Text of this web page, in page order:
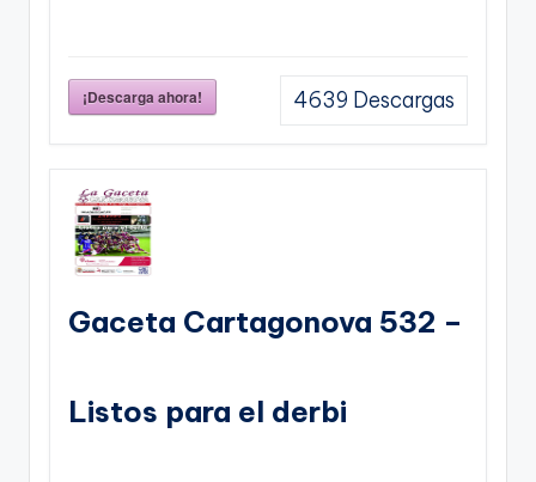
¡Descarga ahora! 4639 Descargas
Gaceta Cartagonova 532 –
Listos para el derbi